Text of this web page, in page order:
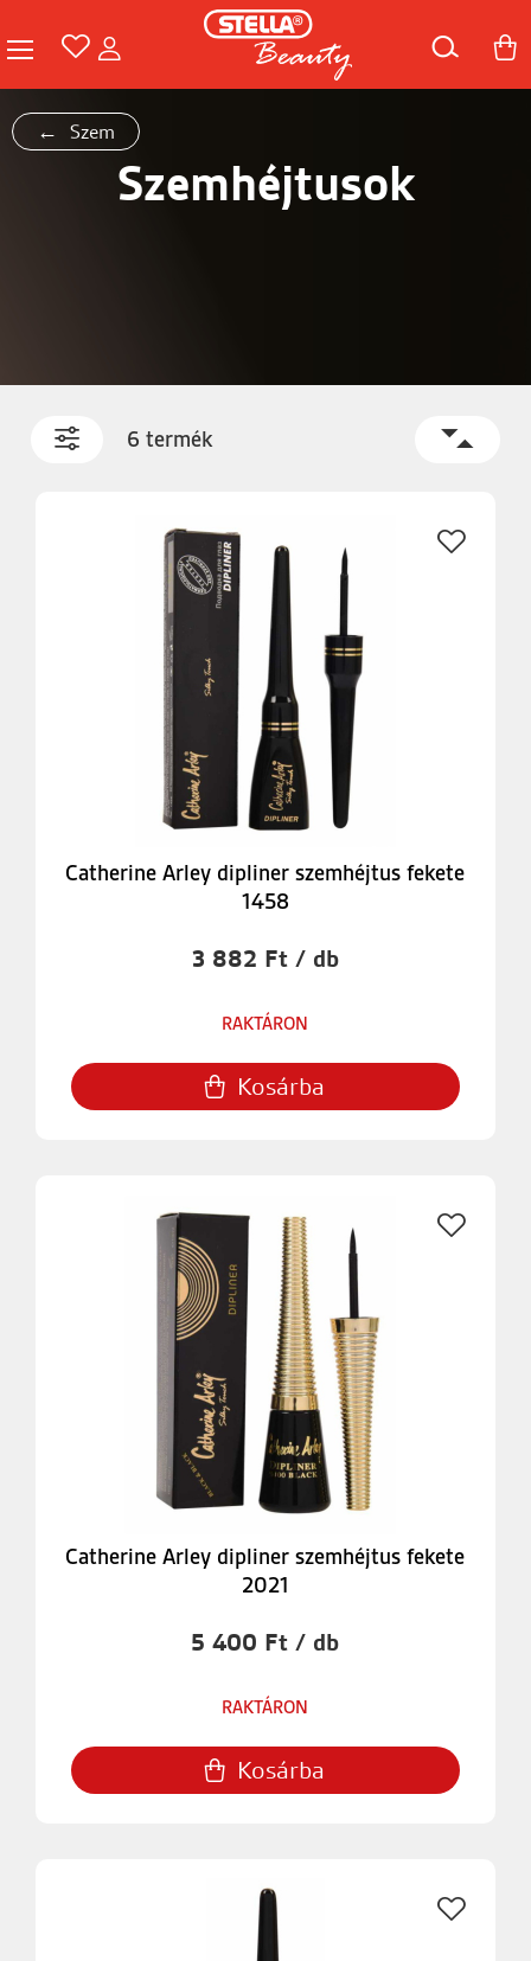
Szem
Szemhéjtusok
6 termék
Catherine Arley dipliner szemhéjtus fekete
1458
3 882 Ft / db
RAKTÁRON
Kosárba
Catherine Arley dipliner szemhéjtus fekete
2021
5 400 Ft / db
RAKTÁRON
Kosárba